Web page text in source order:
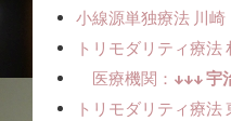
小線源単独療法ㅤㅤ 川
トリモダリティ療
医療機関： ↓↓↓ 宇
トリモダリティ療